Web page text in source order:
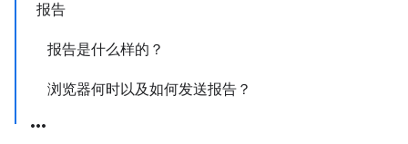
报告
报告是什么样的？
浏览器何时以及如何发送报告？